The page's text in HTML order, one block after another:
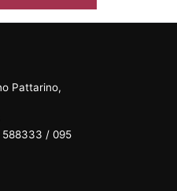
Pattarino,
/ 095